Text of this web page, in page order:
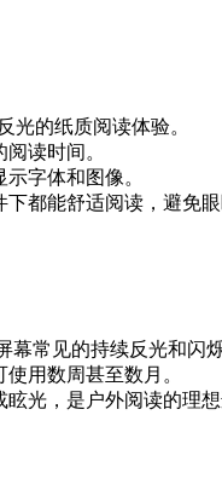
光的纸质阅读体验。
读时间。
字体和图像。
都能舒适阅读，避免眼
常见的持续反光和闪烁
用数周甚至数月。
光，是户外阅读的理想